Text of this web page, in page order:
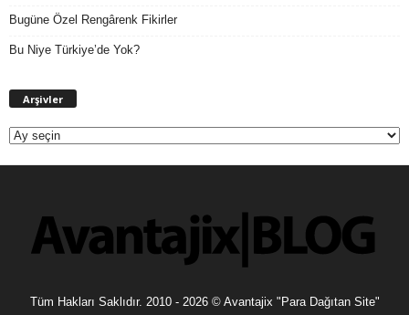
Bugüne Özel Rengârenk Fikirler
Bu Niye Türkiye’de Yok?
Arşivler
Tüm Hakları Saklıdır. 2010 - 2026 © Avantajix "Para Dağıtan Site"